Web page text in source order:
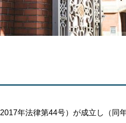
年法律第44号）が成立し（同